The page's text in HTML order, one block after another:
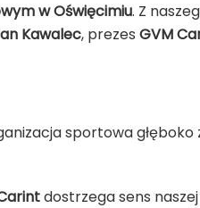
w Oświęcimiu. Z
Kawalec, prezes GVM
sportowa głęboko
dostrzega sens